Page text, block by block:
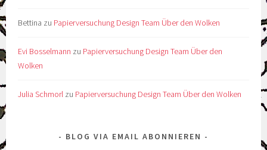
Bettina zu Papierversuchung Design Team Über den Wolken
Evi Bosselmann zu Papierversuchung Design Team Über den
Wolken
Julia Schmorl zu Papierversuchung Design Team Über den Wolken
BLOG VIA EMAIL ABONNIEREN